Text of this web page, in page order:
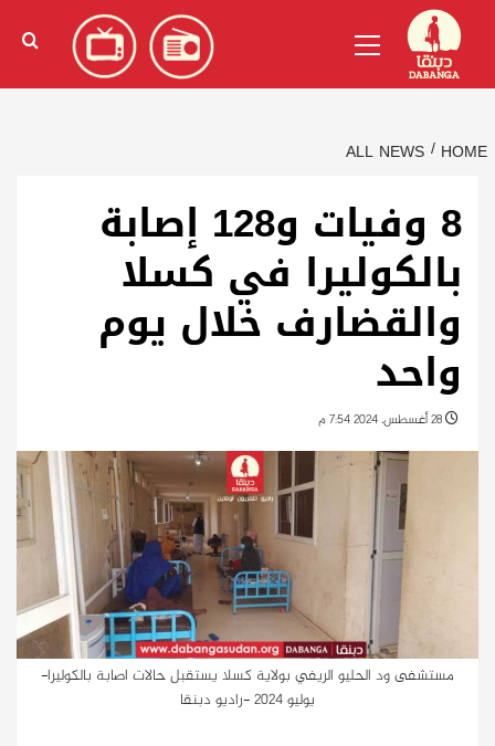
content
الإنجليزية)
Menu
HOME
ALL NEWS
8 وفيات و128 إصابة
بالكوليرا في كسلا
والقضارف خلال يوم
واحد
مستشفى ود الحليو الريفي بولاية كسلا يستقبل حالات اصابة بالكوليرا-
يوليو 2024 -راديو دبنقا